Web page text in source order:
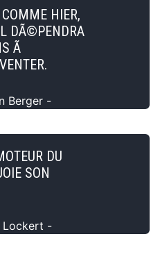
HIER,
DÃ©PENDRA
Ã
Berger -
DU
SON
Lockert -